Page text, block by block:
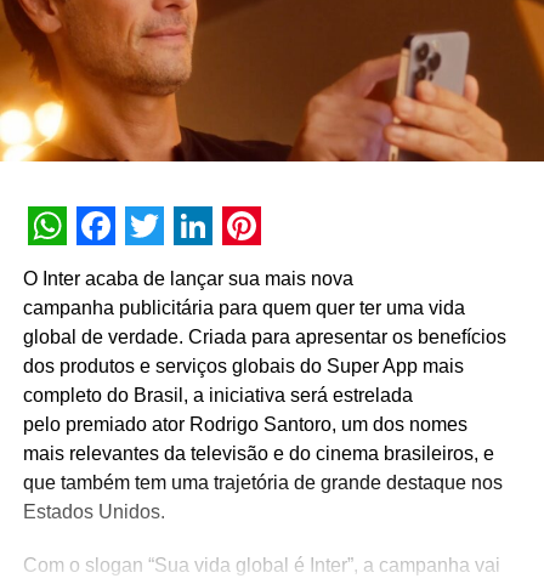
WhatsApp
Facebook
Twitter
LinkedIn
Pinterest
O Inter acaba de lançar sua mais nova
campanha publicitária para quem quer ter uma vida
global de verdade. Criada para apresentar os benefícios
dos produtos e serviços globais do Super App mais
completo do Brasil, a iniciativa será estrelada
pelo premiado ator Rodrigo Santoro, um dos nomes
mais relevantes da televisão e do cinema brasileiros, e
que também tem uma trajetória de grande destaque nos
Estados Unidos.
Com o slogan “Sua vida global é Inter”, a campanha vai